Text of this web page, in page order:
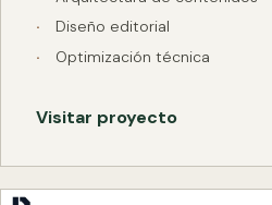
Diseño editorial
Optimización técnica
Visitar proyecto